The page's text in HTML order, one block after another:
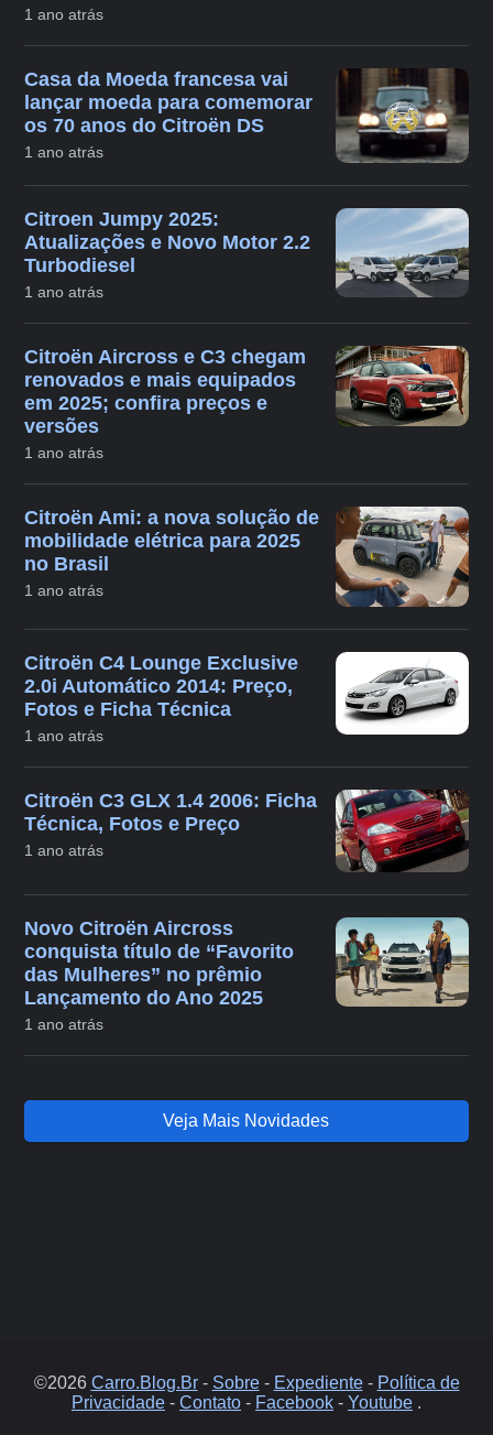
1 ano atrás
Casa da Moeda francesa vai
lançar moeda para comemorar
os 70 anos do Citroën DS
1 ano atrás
Citroen Jumpy 2025:
Atualizações e Novo Motor 2.2
Turbodiesel
1 ano atrás
Citroën Aircross e C3 chegam
renovados e mais equipados
em 2025; confira preços e
versões
1 ano atrás
Citroën Ami: a nova solução de
mobilidade elétrica para 2025
no Brasil
1 ano atrás
Citroën C4 Lounge Exclusive
2.0i Automático 2014: Preço,
Fotos e Ficha Técnica
1 ano atrás
Citroën C3 GLX 1.4 2006: Ficha
Técnica, Fotos e Preço
1 ano atrás
Novo Citroën Aircross
conquista título de “Favorito
das Mulheres” no prêmio
Lançamento do Ano 2025
1 ano atrás
Veja Mais Novidades
©2026 Carro.Blog.Br- Sobre- Expediente- Política de
Privacidade - Contato - Facebook - Youtube .